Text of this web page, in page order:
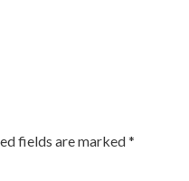
fields are marked*